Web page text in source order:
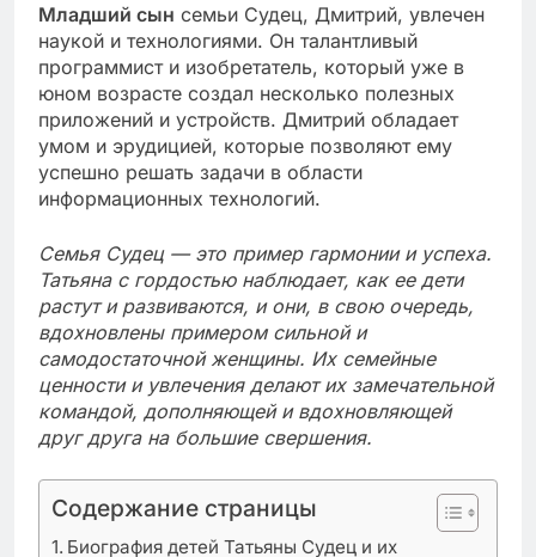
Младший сын семьи Судец, Дмитрий, увлечен
наукой и технологиями. Он талантливый
программист и изобретатель, который уже в
юном возрасте создал несколько полезных
приложений и устройств. Дмитрий обладает
умом и эрудицией, которые позволяют ему
успешно решать задачи в области
информационных технологий.
Семья Судец — это пример гармонии и успеха.
Татьяна с гордостью наблюдает, как ее дети
растут и развиваются, и они, в свою очередь,
вдохновлены примером сильной и
самодостаточной женщины. Их семейные
ценности и увлечения делают их замечательной
командой, дополняющей и вдохновляющей
друг друга на большие свершения.
Содержание страницы
Биография детей Татьяны Судец и их